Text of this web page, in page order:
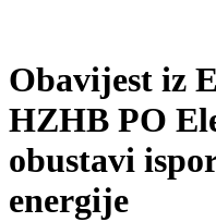
Obavijest iz
HZHB PO
obustavi
energije